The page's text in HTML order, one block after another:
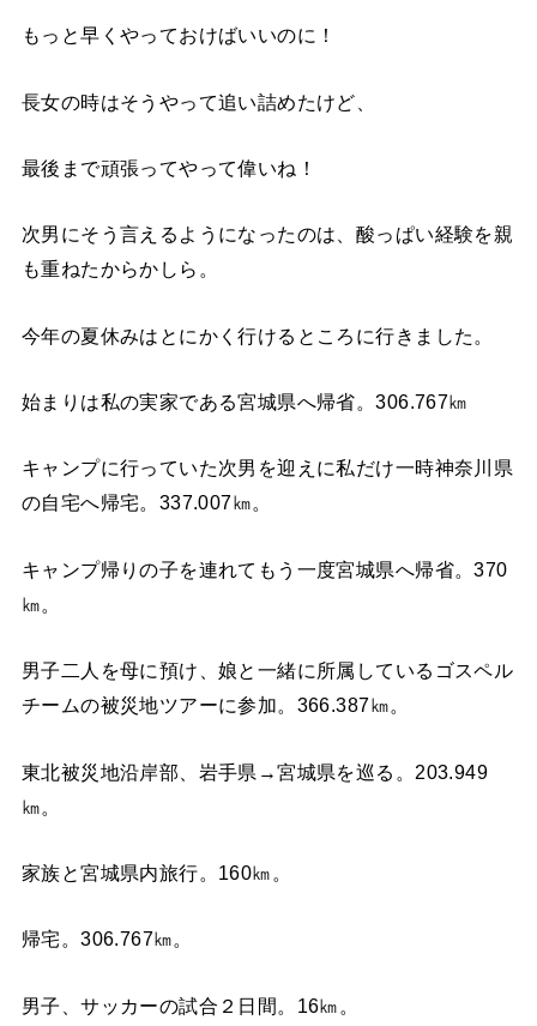
もっと早くやっておけばいいのに！
長女の時はそうやって追い詰めたけど、
最後まで頑張ってやって偉いね！
次男にそう言えるようになったのは、酸っぱい経験を親
も重ねたからかしら。
今年の夏休みはとにかく行けるところに行きました。
始まりは私の実家である宮城県へ帰省。306.767㎞
キャンプに行っていた次男を迎えに私だけ一時神奈川県
の自宅へ帰宅。337.007㎞。
キャンプ帰りの子を連れてもう一度宮城県へ帰省。370
㎞。
男子二人を母に預け、娘と一緒に所属しているゴスペル
チームの被災地ツアーに参加。366.387㎞。
東北被災地沿岸部、岩手県→宮城県を巡る。203.949
㎞。
家族と宮城県内旅行。160㎞。
帰宅。306.767㎞。
男子、サッカーの試合２日間。16㎞。